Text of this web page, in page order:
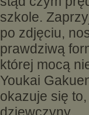
szkole.
po zdjęciu,
prawdziwą
której mocą
Youkai
okazuje się